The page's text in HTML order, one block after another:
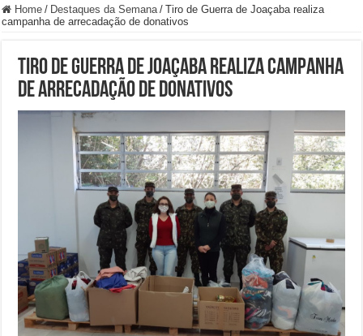
Home / Destaques da Semana / Tiro de Guerra de Joaçaba realiza
campanha de arrecadação de donativos
Tiro de Guerra de Joaçaba realiza campanha
de arrecadação de donativos